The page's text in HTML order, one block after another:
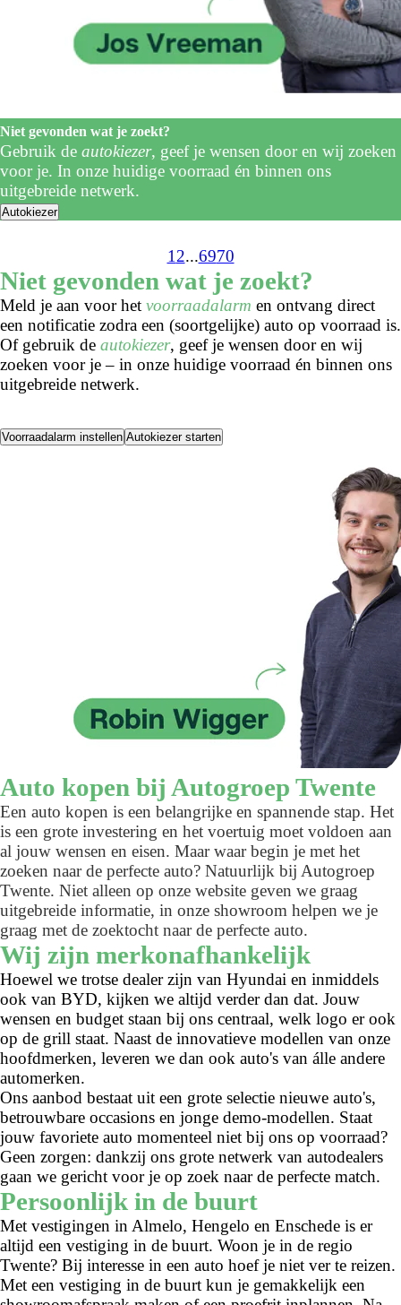
Niet gevonden wat je zoekt?
Gebruik de autokiezer, geef je wensen door en wij zoeken
voor je. In onze huidige voorraad én binnen ons
uitgebreide netwerk.
Autokiezer
1 2...6970
Niet gevonden wat je zoekt?
Meld je aan voor het voorraadalarm en ontvang direct
een notificatie zodra een (soortgelijke) auto op voorraad is.
Of gebruik de autokiezer, geef je wensen door en wij
zoeken voor je – in onze huidige voorraad én binnen ons
uitgebreide netwerk.
Voorraadalarm instellen Autokiezer starten
Auto kopen bij Autogroep Twente
Een auto kopen is een belangrijke en spannende stap. Het
is een grote investering en het voertuig moet voldoen aan
al jouw wensen en eisen. Maar waar begin je met het
zoeken naar de perfecte auto? Natuurlijk bij Autogroep
Twente. Niet alleen op onze website geven we graag
uitgebreide informatie, in onze showroom helpen we je
graag met de zoektocht naar de perfecte auto.
Wij zijn merkonafhankelijk
Hoewel we trotse dealer zijn van Hyundai en inmiddels
ook van BYD, kijken we altijd verder dan dat. Jouw
wensen en budget staan bij ons centraal, welk logo er ook
op de grill staat. Naast de innovatieve modellen van onze
hoofdmerken, leveren we dan ook auto's van álle andere
automerken.
Ons aanbod bestaat uit een grote selectie nieuwe auto's,
betrouwbare occasions en jonge demo-modellen. Staat
jouw favoriete auto momenteel niet bij ons op voorraad?
Geen zorgen: dankzij ons grote netwerk van autodealers
gaan we gericht voor je op zoek naar de perfecte match.
Persoonlijk in de buurt
Met vestigingen in Almelo, Hengelo en Enschede is er
altijd een vestiging in de buurt. Woon je in de regio
Twente? Bij interesse in een auto hoef je niet ver te reizen.
Met een vestiging in de buurt kun je gemakkelijk een